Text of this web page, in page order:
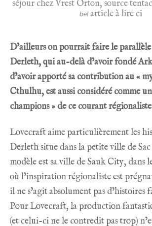
séjour chez Vrest Orton, source
bel article à lire ci
D’ailleurs on pourrait faire le parallèle
Derleth, qui au-delà d’avoir fondé
d’avoir apporté sa contribution au «
Cthulhu, est aussi considéré comme
champions » de ce courant
Lovecraft aime particulièrement les
Derleth situe dans la petite ville de
modèle est sa ville de Sauk City, dans
où l’inspiration régionaliste est
il ne s’agit absolument pas d’histoires
Pour Lovecraft, la production
(et celui-ci ne le contredit pas trop)